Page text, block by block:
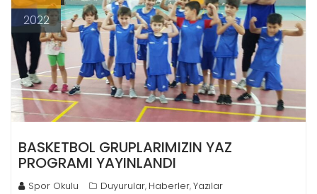
2022
BASKETBOL GRUPLARIMIZIN YAZ
PROGRAMI YAYINLANDI
Spor Okulu Duyurular, Haberler,Yazılar